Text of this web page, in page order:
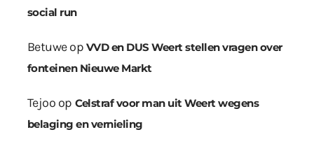
social run
Betuweop VVD en DUS Weert stellen vragen over
fonteinen Nieuwe Markt
Tejoo op Celstraf voor man uit Weert wegens
belaging en vernieling